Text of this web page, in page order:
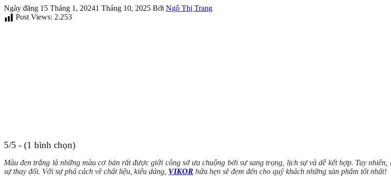
Ngày đăng 15 Tháng 1, 20241 Tháng 10, 2025 Bởi Ngô Thị Trang
Post Views: 2.253
5/5 - (1 bình chọn)
Màu đen trắng là những màu cơ bản rất được giới công sở ưa chuộng bởi sự sang trọng, lịch sự và dễ kết hợp. Tuy nhiên,
sự thay đổi. Với sự phá cách về chất liệu, kiểu dáng, VIKOR hứa hẹn sẽ đem đến cho quý khách những sản phẩm tốt nhất!